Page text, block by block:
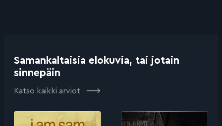
Samankaltaisia elokuvia, tai jotain
sinnepäin
Katso kaikki arviot